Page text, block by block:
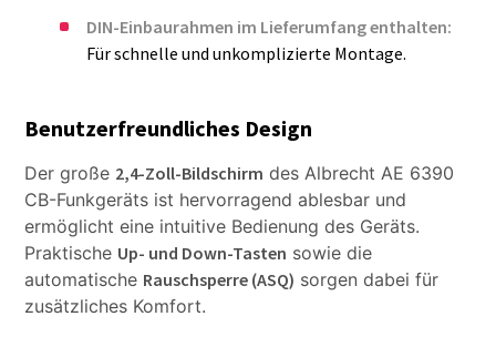
DIN-Einbaurahmen im Lieferumfang enthalten:
Für schnelle und unkomplizierte Montage.
Benutzerfreundliches Design
Der große 2,4-Zoll-Bildschirm des Albrecht AE 6390
CB-Funkgeräts ist hervorragend ablesbar und
ermöglicht eine intuitive Bedienung des Geräts.
Praktische Up- und Down-Tasten sowie die
automatische Rauschsperre (ASQ) sorgen dabei für
zusätzliches Komfort.